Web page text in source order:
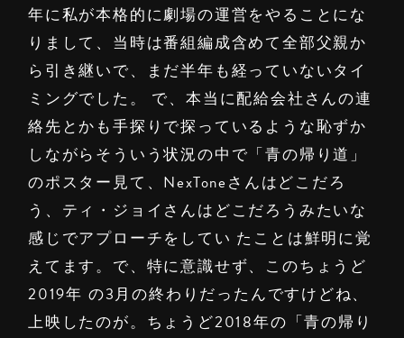
年に私が本格的に劇場の運営をやることにな
りまして、当時は番組編成含めて全部父親か
ら引き継いで、まだ半年も経っていないタイ
ミングでした。 で、本当に配給会社さんの連
絡先とかも手探りで探っているような恥ずか
しながらそういう状況の中で「青の帰り道」
のポスター見て、NexToneさんはどこだろ
う、ティ・ジョイさんはどこだろうみたいな
感じでアプローチをしてい たことは鮮明に覚
えてます。で、特に意識せず、このちょうど
2019年 の3月の終わりだったんですけどね、
上映したのが。ちょうど2018年の「青の帰り